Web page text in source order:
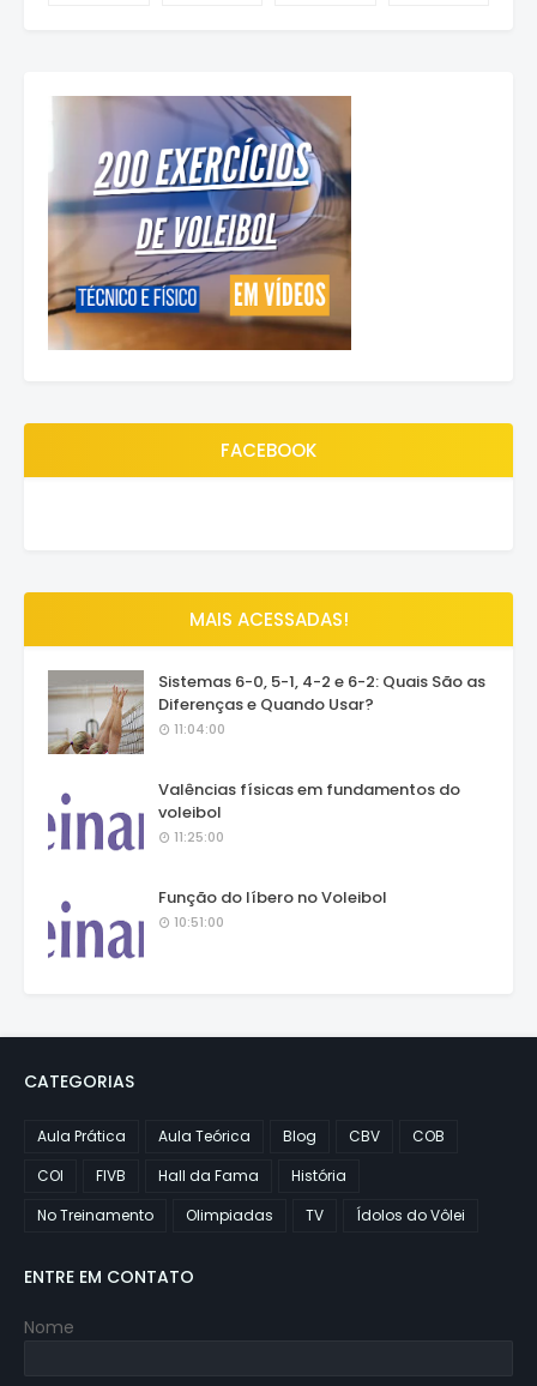
FACEBOOK
MAIS ACESSADAS!
Sistemas 6-0, 5-1, 4-2 e 6-2: Quais São as
Diferenças e Quando Usar?
11:04:00
Valências físicas em fundamentos do
voleibol
11:25:00
Função do líbero no Voleibol
10:51:00
CATEGORIAS
Aula Prática Aula Teórica Blog CBV
COB
COI
FIVB Hall da Fama
História
No Treinamento
Olimpiadas TV Ídolos do Vôlei
ENTRE EM CONTATO
Nome